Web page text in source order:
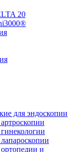
20
для эндоскопии
и